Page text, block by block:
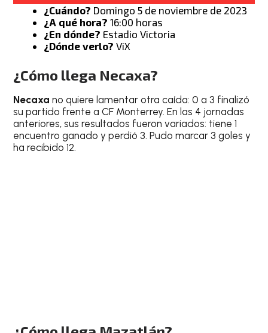
¿Cuándo? Domingo 5 de noviembre de 2023
¿A qué hora? 16:00 horas
¿En dónde? Estadio Victoria
¿Dónde verlo?ViX
¿Cómo llega Necaxa?
Necaxano quiere lamentar otra caída: 0 a 3 finalizó
su partido frente a CF Monterrey. En las 4 jornadas
anteriores, sus resultados fueron variados: tiene 1
encuentro ganado y perdió 3. Pudo marcar 3 goles y
ha recibido 12.